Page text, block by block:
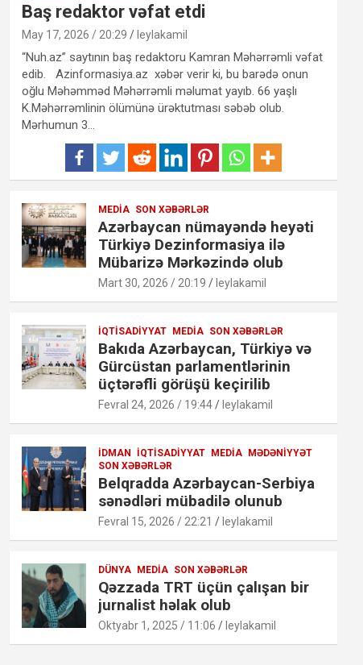
Baş redaktor vəfat etdi
May 17, 2026 / 20:29 leylakamil
“Nuh.az” saytının baş redaktoru Kamran Məhərrəmli vəfat
edib. Azinformasiya.az xəbər verir ki, bu barədə onun
oğlu Məhəmməd Məhərrəmli məlumat yayıb. 66 yaşlı
K.Məhərrəmlinin ölümünə ürəktutması səbəb olub.
Mərhumun 3…
MEDIA SON XƏBƏRLƏR
Azərbaycan nümayəndə heyəti
Türkiyə Dezinformasiya ilə
Mübarizə Mərkəzində olub
Mart 30, 2026 / 20:19 leylakamil
İQTISADIYYAT MEDIA SON XƏBƏRLƏR
Bakıda Azərbaycan, Türkiyə və
Gürcüstan parlamentlərinin
üçtərəfli görüşü keçirilib
Fevral 24, 2026 / 19:44 leylakamil
İDMAN İQTISADIYYAT MEDIA MƏDƏNIYYƏT
SON XƏBƏRLƏR
Belqradda Azərbaycan-Serbiya
sənədləri mübadilə olunub
Fevral 15, 2026 / 22:21 leylakamil
DÜNYA MEDIA SON XƏBƏRLƏR
Qəzzada TRT üçün çalışan bir
jurnalist həlak olub
Oktyabr 1, 2025 / 11:06 leylakamil